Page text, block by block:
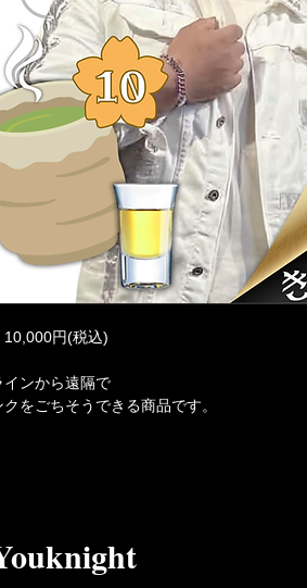
10,000円(税込)
インから遠隔で
クをごちそうできる商品です。